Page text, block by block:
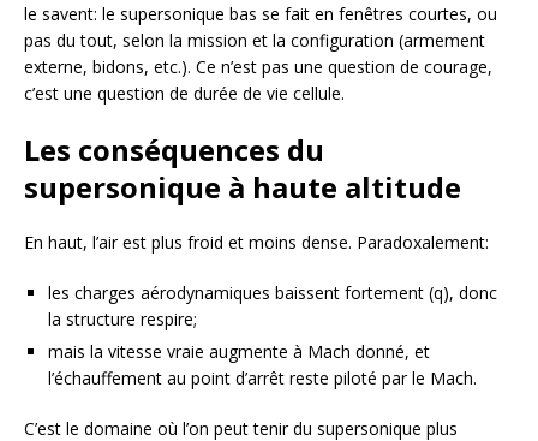
le savent: le supersonique bas se fait en fenêtres courtes, ou
pas du tout, selon la mission et la configuration (armement
externe, bidons, etc.). Ce n’est pas une question de courage,
c’est une question de durée de vie cellule.
Les conséquences du
supersonique à haute altitude
En haut, l’air est plus froid et moins dense. Paradoxalement:
les charges aérodynamiques baissent fortement (q), donc
la structure respire;
mais la vitesse vraie augmente à Mach donné, et
l’échauffement au point d’arrêt reste piloté par le Mach.
C’est le domaine où l’on peut tenir du supersonique plus